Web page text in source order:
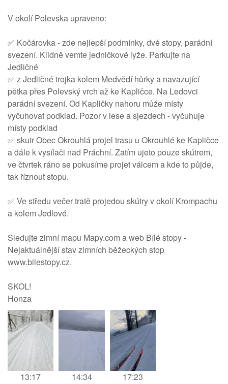
V okolí Polevska upraveno:
✅ Kočárovka - zde nejlepší podmínky, dvě stopy, parádní
svezení. Klidně vemte jedničkové lyže. Parkujte na
Jedličné
✅ z Jedličné trojka kolem Medvědí hůrky a navazující
pětka přes Polevský vrch až ke Kapličce. Na Ledovci
parádní svezení. Od Kapličky nahoru může místy
vyčuhovat podklad. Pozor v lese a sjezdech - vyčuhuje
místy podklad
✅ skutr Obec Okrouhlá projel trasu u Okrouhlé ke Kapličce
a dále k vysílači nad Práchní. Zatím ujeto pouze skútrem,
ve čtvrtek ráno se pokusíme projet válcem a kde to půjde,
tak říznout stopu.
✅ Ve středu večer tratě projedou skútry v okolí Krompachu
a kolem Jedlové.
Sledujte zimní mapu Mapy.com a web Bílé stopy -
Nejaktuálnější stav zimních běžeckých stop
www.bilestopy.cz.
SKOL!
Honza
13:17 14:34 17:23